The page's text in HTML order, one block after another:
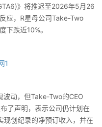
》将推迟至2026年5月26
应，R星母公司Take-Two
下跌近10%。
动，但Take-Two的CEO
了声明，表示公司仍计划在
创纪录的净预订收入，并在